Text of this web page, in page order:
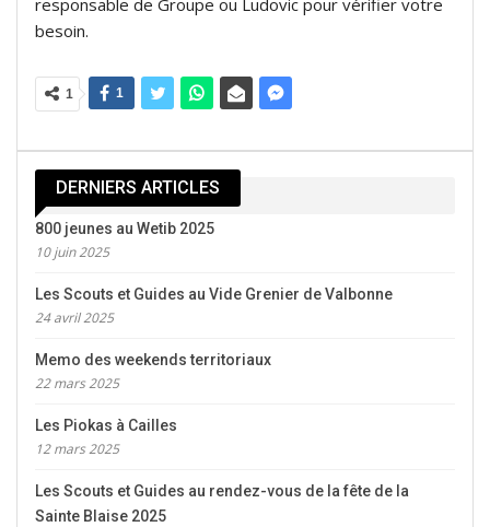
responsable de Groupe ou Ludovic pour vérifier votre
besoin.
1 1
DERNIERS ARTICLES
800 jeunes au Wetib 2025
10 juin 2025
Les Scouts et Guides au Vide Grenier de Valbonne
24 avril 2025
Memo des weekends territoriaux
22 mars 2025
Les Piokas à Cailles
12 mars 2025
Les Scouts et Guides au rendez-vous de la fête de la
Sainte Blaise 2025